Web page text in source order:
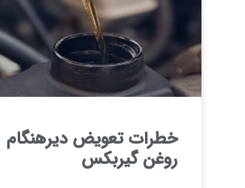
خطرات تعویض دیرهنگام
روغن گیربکس